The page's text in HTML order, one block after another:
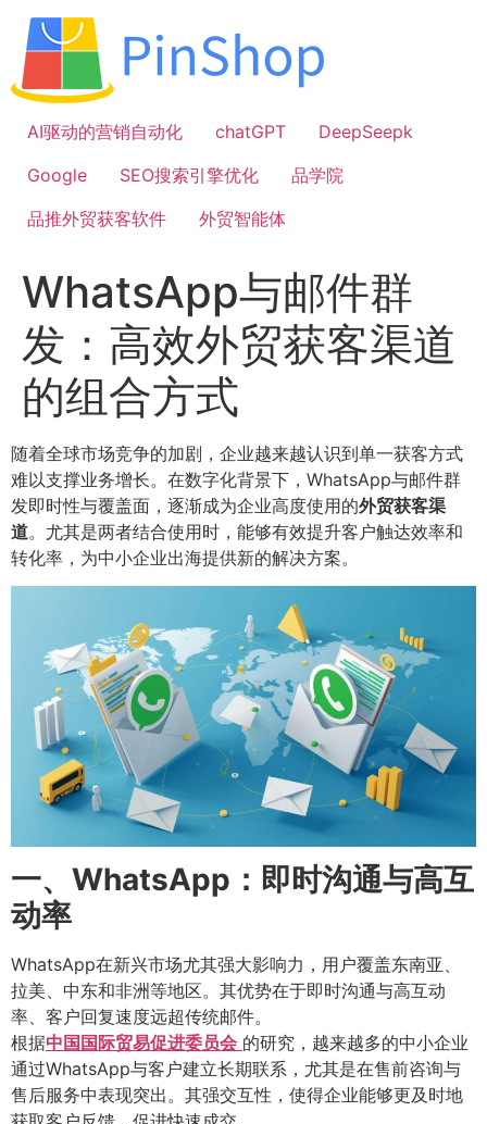
容
AI驱动的营销自动化
chatGPT
DeepSeepk
Google
SEO搜索引擎优化
品学院
品推外贸获客软件
外贸智能体
WhatsApp与邮件群
发：高效外贸获客渠道
的组合方式
随着全球市场竞争的加剧，企业越来越认识到单一获客方式
难以支撑业务增长。在数字化背景下，WhatsApp与邮件群
发即时性与覆盖面，逐渐成为企业高度使用的外贸获客渠
道。尤其是两者结合使用时，能够有效提升客户触达效率和
转化率，为中小企业出海提供新的解决方案。
一、WhatsApp：即时沟通与高互
动率
WhatsApp在新兴市场尤其强大影响力，用户覆盖东南亚、
拉美、中东和非洲等地区。其优势在于即时沟通与高互动
率、客户回复速度远超传统邮件。
根据中国国际贸易促进委员会 的研究，越来越多的中小企业
通过WhatsApp与客户建立长期联系，尤其是在售前咨询与
售后服务中表现突出。其强交互性，使得企业能够更及时地